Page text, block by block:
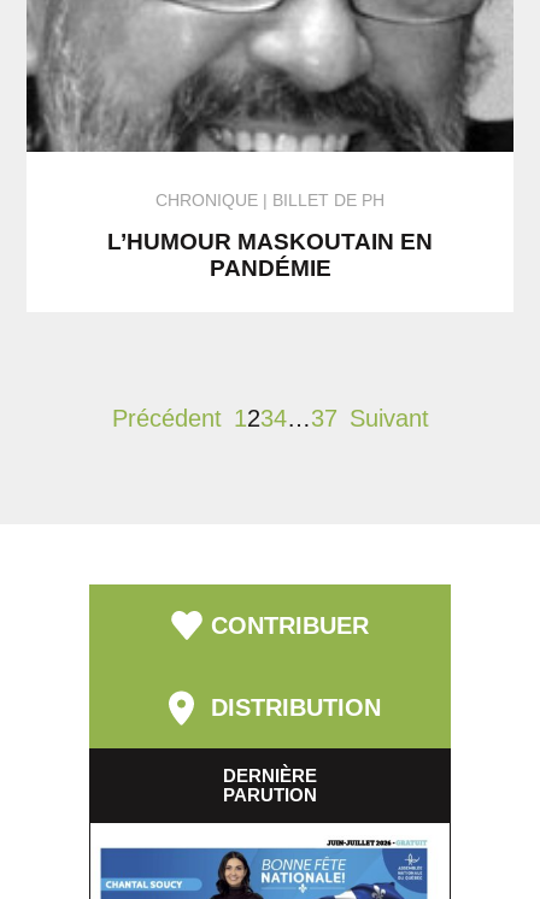
CHRONIQUE BILLET DE PH
L’HUMOUR MASKOUTAIN EN
PANDÉMIE
Précédent 1234…37 Suivant
CONTRIBUER
DISTRIBUTION
DERNIÈRE
PARUTION